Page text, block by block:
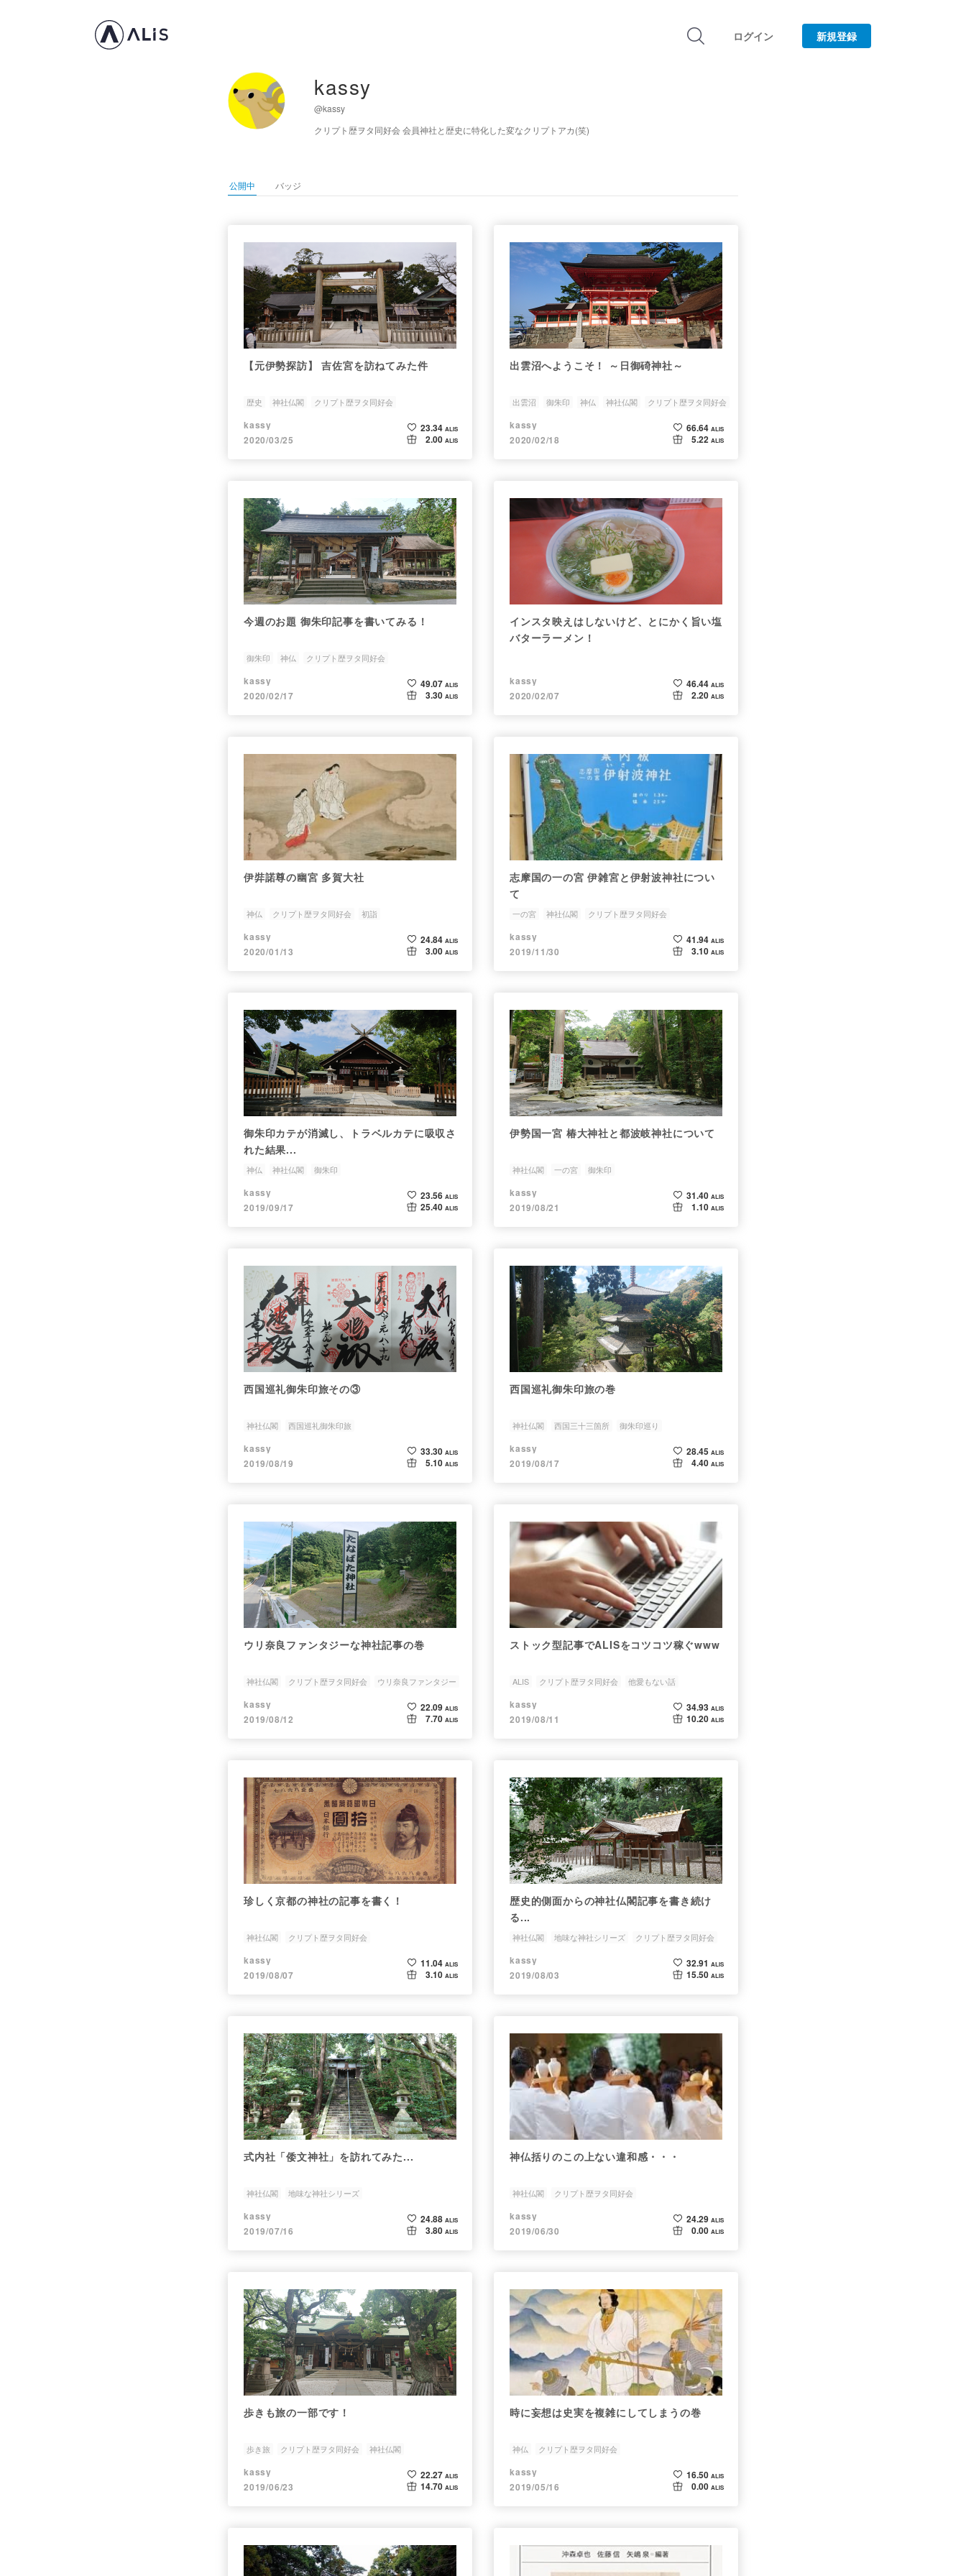
ログイン 新規登録
kassy
@kassy
クリプト歴ヲタ同好会 会員神社と歴史に特化した変なクリプトアカ(笑)
公開中 バッジ
【元伊勢探訪】 吉佐宮を訪ねてみた件
歴史 神社仏閣 クリプト歴ヲタ同好会
kassy
2020/03/25
23.34 ALIS
2.00 ALIS
出雲沼へようこそ！ ～日御碕神社～
出雲沼 御朱印 神仏 神社仏閣 クリプト歴ヲタ同好会
kassy
2020/02/18
66.64 ALIS
5.22 ALIS
今週のお題 御朱印記事を書いてみる！
御朱印 神仏 クリプト歴ヲタ同好会
kassy
2020/02/17
49.07 ALIS
3.30 ALIS
インスタ映えはしないけど、とにかく旨い塩
バターラーメン！
kassy
2020/02/07
46.44 ALIS
2.20 ALIS
伊弉諾尊の幽宮 多賀大社
神仏 クリプト歴ヲタ同好会 初詣
kassy
2020/01/13
24.84 ALIS
3.00 ALIS
志摩国の一の宮 伊雑宮と伊射波神社につい
て
一の宮 神社仏閣 クリプト歴ヲタ同好会
kassy
2019/11/30
41.94 ALIS
3.10 ALIS
御朱印カテが消滅し、トラベルカテに吸収さ
れた結果...
神仏 神社仏閣 御朱印
kassy
2019/09/17
23.56 ALIS
25.40 ALIS
伊勢国一宮 椿大神社と都波岐神社について
神社仏閣 一の宮 御朱印
kassy
2019/08/21
31.40 ALIS
1.10 ALIS
西国巡礼御朱印旅その③
神社仏閣 西国巡礼御朱印旅
kassy
2019/08/19
33.30 ALIS
5.10 ALIS
西国巡礼御朱印旅の巻
神社仏閣 西国三十三箇所 御朱印巡り
kassy
2019/08/17
28.45 ALIS
4.40 ALIS
ウリ奈良ファンタジーな神社記事の巻
神社仏閣 クリプト歴ヲタ同好会 ウリ奈良ファンタジー
kassy
2019/08/12
22.09 ALIS
7.70 ALIS
ストック型記事でALISをコツコツ稼ぐwww
ALIS クリプト歴ヲタ同好会 他愛もない話
kassy
2019/08/11
34.93 ALIS
10.20 ALIS
珍しく京都の神社の記事を書く！
神社仏閣 クリプト歴ヲタ同好会
kassy
2019/08/07
11.04 ALIS
3.10 ALIS
歴史的側面からの神社仏閣記事を書き続け
る...
神社仏閣 地味な神社シリーズ クリプト歴ヲタ同好会
kassy
2019/08/03
32.91 ALIS
15.50 ALIS
式内社「倭文神社」を訪れてみた...
神社仏閣 地味な神社シリーズ
kassy
2019/07/16
24.88 ALIS
3.80 ALIS
神仏括りのこの上ない違和感・・・
神社仏閣 クリプト歴ヲタ同好会
kassy
2019/06/30
24.29 ALIS
0.00 ALIS
歩きも旅の一部です！
歩き旅 クリプト歴ヲタ同好会 神社仏閣
kassy
2019/06/23
22.27 ALIS
14.70 ALIS
時に妄想は史実を複雑にしてしまうの巻
神仏 クリプト歴ヲタ同好会
kassy
2019/05/16
16.50 ALIS
0.00 ALIS